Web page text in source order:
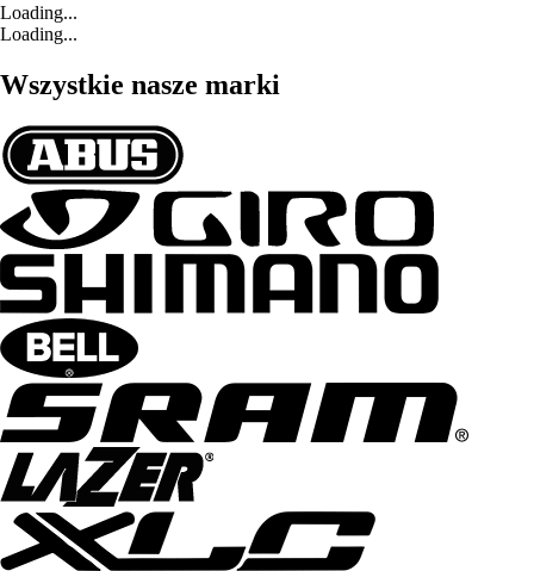
Loading...
Loading...
Wszystkie nasze marki